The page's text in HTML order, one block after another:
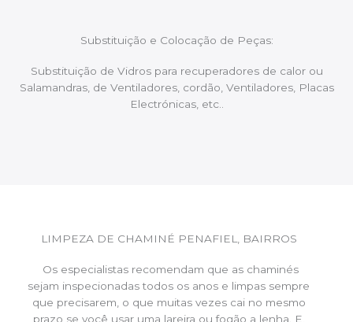
Substituição e Colocação de Peças:
Substituição de Vidros para recuperadores de calor ou
Salamandras, de Ventiladores, cordão, Ventiladores, Placas
Electrónicas, etc..
LIMPEZA DE CHAMINÉ PENAFIEL, BAIRROS
Os especialistas recomendam que as chaminés
sejam inspecionadas todos os anos e limpas sempre
que precisarem, o que muitas vezes cai no mesmo
prazo se você usar uma lareira ou fogão a lenha. E,